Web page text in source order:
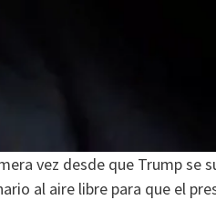
vez desde que Trump se
al aire libre para que el